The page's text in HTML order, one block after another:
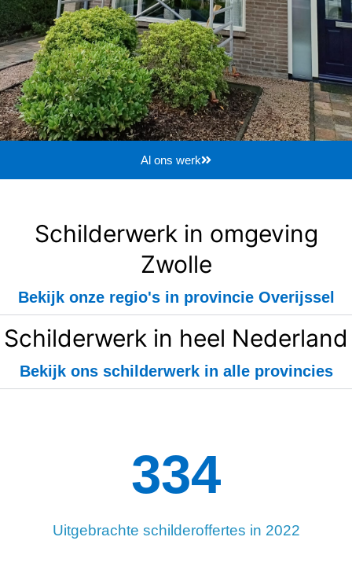
Al ons werk
Schilderwerk in omgeving
Zwolle
Bekijk onze regio's in provincie Overijssel
Schilderwerk in heel Nederland
Bekijk ons schilderwerk in alle provincies
Uitgebrachte schilderoffertes in 2022
334